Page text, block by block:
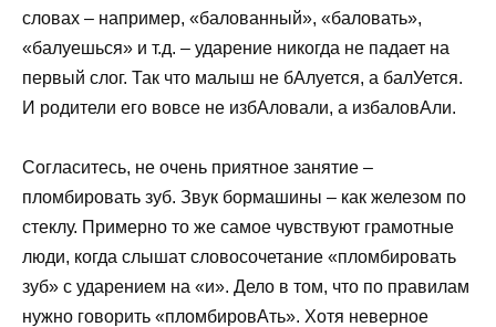
словах – например, «балованный», «баловать»,
«балуешься» и т.д. – ударение никогда не падает на
первый слог. Так что малыш не бАлуется, а балУется.
И родители его вовсе не избАловали, а избаловАли.
Согласитесь, не очень приятное занятие –
пломбировать зуб. Звук бормашины – как железом по
стеклу. Примерно то же самое чувствуют грамотные
люди, когда слышат словосочетание «пломбировать
зуб» с ударением на «и». Дело в том, что по правилам
нужно говорить «пломбировАть». Хотя неверное